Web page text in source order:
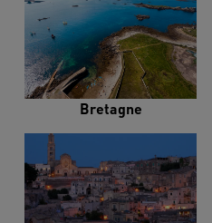
Bretagne